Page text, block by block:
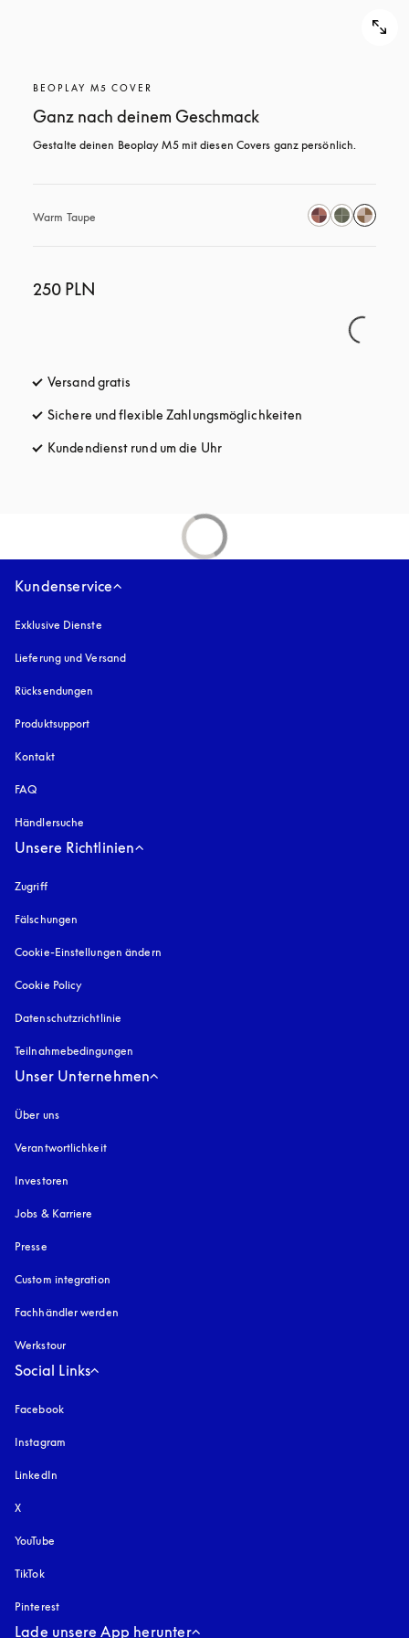
BEOPLAY M5 COVER
Ganz nach deinem Geschmack
Gestalte deinen Beoplay M5 mit diesen Covers ganz persönlich.
Warm Taupe
250 PLN
Versand gratis
Sichere und flexible Zahlungsmöglichkeiten
Kundendienst rund um die Uhröffnet sich in einem neuen Tab
Kundenservice
Exklusive Dienste
Lieferung und Versand
Rücksendungen
Produktsupport
Kontakt
FAQ
Händlersuche
Unsere Richtlinien
Zugrifföffnet sich in einem neuen Tab
Fälschungen
Cookie-Einstellungen ändern
Cookie Policy
Datenschutzrichtlinie
Teilnahmebedingungen
Unser Unternehmen
Über uns
Verantwortlichkeit
Investoren
Jobs & Karriere
Presse
Custom integration
Fachhändler werden
Werkstour
Social Links
Facebook
Instagram
LinkedIn
X
YouTube
TikTok
Pinterest
Lade unsere App herunter